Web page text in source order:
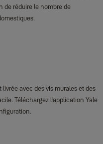
de réduire le nombre de
avec des vis murales et des
Téléchargez l'application Yale